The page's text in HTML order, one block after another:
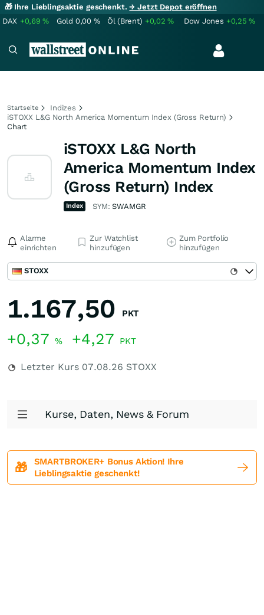
🎁 Ihre Lieblingsaktie geschenkt.→ Jetzt Depot eröffnen
DAX +0,69% Gold 0,00 % Öl (Brent) +0,02% Dow Jones +0,25%
Startseite
Indizes
iSTOXX L&G North America Momentum Index (Gross Return)
Chart
iSTOXX L&G North
America Momentum Index
(Gross Return) Index
Index SYM:SWAMGR
Alarme
einrichten
Zur Watchlist
hinzufügen
Zum Portfolio
hinzufügen
STOXX
1.167,50 PKT
+0,37 % +4,27 PKT
Letzter Kurs 07.08.26 STOXX
Kurse, Daten, News & Forum
🎁
SMARTBROKER+ Bonus Aktion! Ihre
Lieblingsaktie geschenkt!